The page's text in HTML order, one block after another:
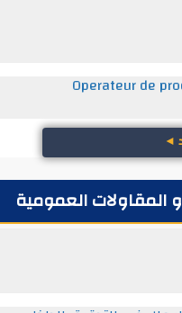
Operateur
العمومية